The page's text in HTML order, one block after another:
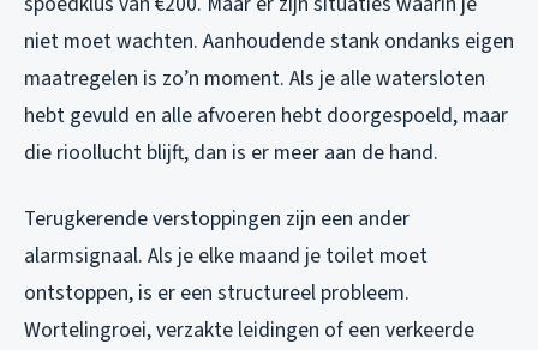
niet moet wachten. Aanhoudende stank ondanks eigen
maatregelen is zo’n moment. Als je alle watersloten
hebt gevuld en alle afvoeren hebt doorgespoeld, maar
die rioollucht blijft, dan is er meer aan de hand.
Terugkerende verstoppingen zijn een ander
alarmsignaal. Als je elke maand je toilet moet
ontstoppen, is er een structureel probleem.
Wortelingroei, verzakte leidingen of een verkeerde